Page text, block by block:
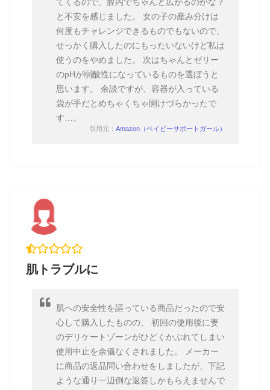
てくるので、膣内でちゃんと広がるのかな？
と不安を感じました。 女の子の産み分けは
何度もチャレンジできるものでもないので、
せっかく購入したのにもったいないけど私は
使うのをやめました。 次はちゃんとゼリー
のpHが弱酸性になっているものを選ぼうと
思います。 余談ですが、容器が入っている
袋が手だとめちゃくちゃ開けづらかったで
す…。
引用元：Amazon（ベイビーサポートガール）
肌トラブルに
肌への安全性を謳っている商品だったので安
心して購入したものの、 初回の使用後に妻
のデリケートゾーンがひどくかぶれてしまい
使用中止を余儀なくされました。 メーカー
に商品の返品問い合わせをしましたが、下記
ような通り一辺倒な返答しかもらえませんで